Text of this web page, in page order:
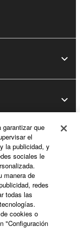
que
el
la publicidad, y
sociales le
manera de
redes
todas las
cookies o
"Configuración